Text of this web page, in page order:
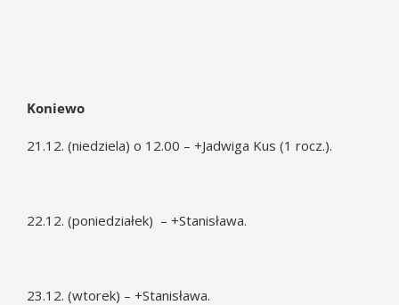
Koniewo
21.12. (niedziela) o 12.00 – +Jadwiga Kus (1 rocz.).
22.12. (poniedziałek) – +Stanisława.
23.12. (wtorek) – +Stanisława.